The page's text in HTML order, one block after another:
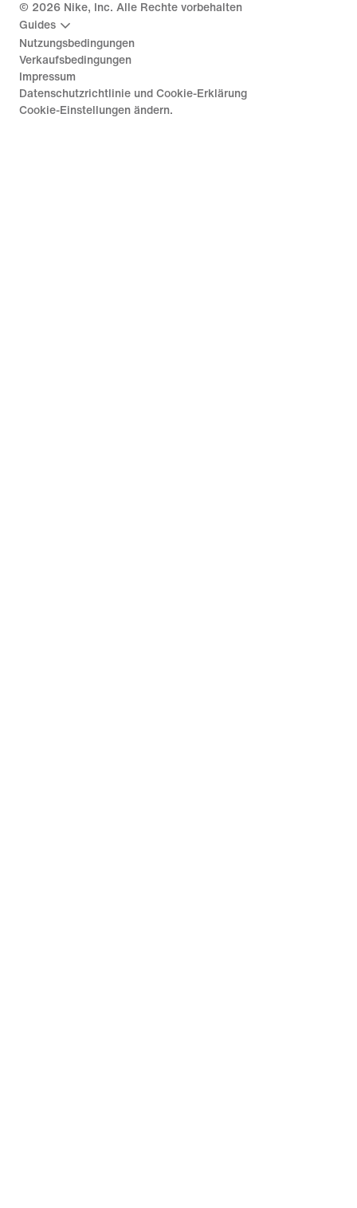
© 2026 Nike, Inc. Alle Rechte vorbehalten
Guides
Nutzungsbedingungen
Verkaufsbedingungen
Impressum
Datenschutzrichtlinie und Cookie-Erklärung
Cookie-Einstellungen ändern.